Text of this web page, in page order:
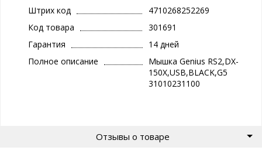
Штрих код
4710268252269
Код товара
301691
Гарантия
14 дней
Полное описание
Мышка Genius RS2,DX-
150X,USB,BLACK,G5
31010231100
Отзывы о товаре